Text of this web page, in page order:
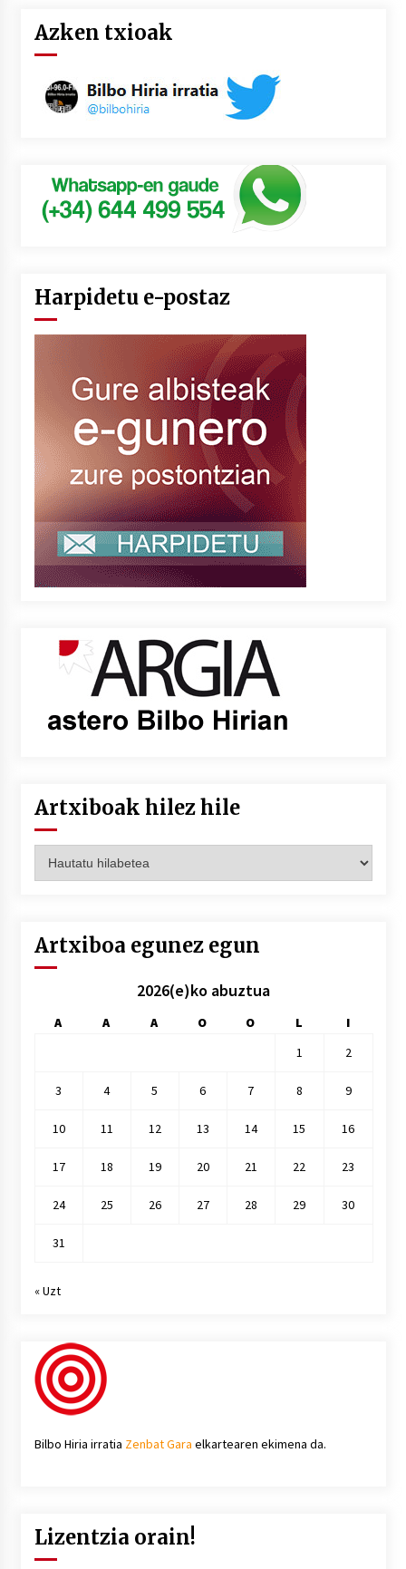
Azken txioak
Harpidetu e-postaz
Artxiboak hilez hile
hilez
Artxiboa egunez egun
2026(e)ko abuztua
A A A O O L
I
1
2
3 4 5 6 7 8 9
10 11 12 13 14 15 16
17 18 19 20 21 22 23
24 25 26 27 28 29 30
31
« Uzt
Bilbo Hiria irratia Zenbat Gara elkartearen ekimena da.
Lizentzia orain!